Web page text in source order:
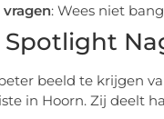
vragen: Wees niet
Spotlight
beeld te krijgen
in Hoorn. Zij deelt